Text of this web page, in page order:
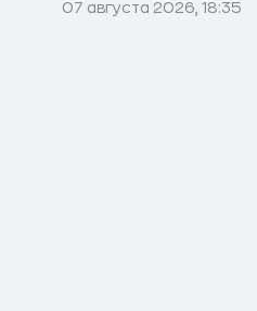
07 августа 2026, 18:35